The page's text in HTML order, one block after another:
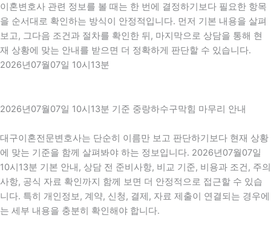
이혼변호사 관련 정보를 볼 때는 한 번에 결정하기보다 필요한 항목
을 순서대로 확인하는 방식이 안정적입니다. 먼저 기본 내용을 살펴
보고, 그다음 조건과 절차를 확인한 뒤, 마지막으로 상담을 통해 현
재 상황에 맞는 안내를 받으면 더 정확하게 판단할 수 있습니다.
2026년07월07일 10시13분
2026년07월07일 10시13분 기준 중랑하수구막힘 마무리 안내
대구이혼전문변호사는 단순히 이름만 보고 판단하기보다 현재 상황
에 맞는 기준을 함께 살펴봐야 하는 정보입니다. 2026년07월07일
10시13분 기본 안내, 상담 전 준비사항, 비교 기준, 비용과 조건, 주의
사항, 공식 자료 확인까지 함께 보면 더 안정적으로 접근할 수 있습
니다. 특히 개인정보, 계약, 신청, 결제, 자료 제출이 연결되는 경우에
는 세부 내용을 충분히 확인해야 합니다.